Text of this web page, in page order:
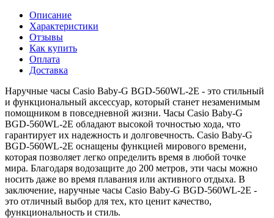
Описание
Характеристики
Отзывы
Как купить
Оплата
Доставка
Наручные часы Casio Baby-G BGD-560WL-2E - это стильный
и функциональный аксессуар, который станет незаменимым
помощником в повседневной жизни. Часы Casio Baby-G
BGD-560WL-2E обладают высокой точностью хода, что
гарантирует их надежность и долговечность. Casio Baby-G
BGD-560WL-2E оснащены функцией мирового времени,
которая позволяет легко определить время в любой точке
мира. Благодаря водозащите до 200 метров, эти часы можно
носить даже во время плавания или активного отдыха. В
заключение, наручные часы Casio Baby-G BGD-560WL-2E -
это отличный выбор для тех, кто ценит качество,
функциональность и стиль.